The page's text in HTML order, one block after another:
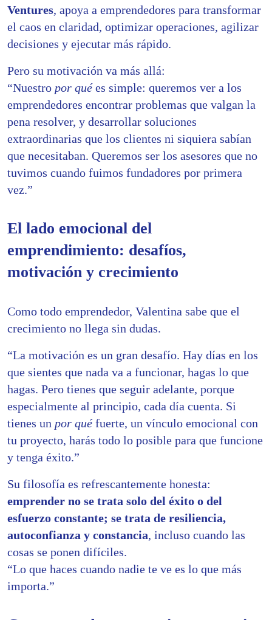
Ventures, apoya a emprendedores para transformar
el caos en claridad, optimizar operaciones, agilizar
decisiones y ejecutar más rápido.
Pero su motivación va más allá:
“Nuestro por quées simple: queremos ver a los
emprendedores encontrar problemas que valgan la
pena resolver, y desarrollar soluciones
extraordinarias que los clientes ni siquiera sabían
que necesitaban. Queremos ser los asesores que no
tuvimos cuando fuimos fundadores por primera
vez.”
El lado emocional del
emprendimiento: desafíos,
motivación y crecimiento
Como todo emprendedor, Valentina sabe que el
crecimiento no llega sin dudas.
“La motivación es un gran desafío. Hay días en los
que sientes que nada va a funcionar, hagas lo que
hagas. Pero tienes que seguir adelante, porque
especialmente al principio, cada día cuenta. Si
tienes un por quéfuerte, un vínculo emocional con
tu proyecto, harás todo lo posible para que funcione
y tenga éxito.”
Su filosofía es refrescantemente honesta:
emprender no se trata solo del éxito o del
esfuerzo constante; se trata de resiliencia,
autoconfianza y constancia, incluso cuando las
cosas se ponen difíciles.
“Lo que haces cuando nadie te ve es lo que más
importa.”